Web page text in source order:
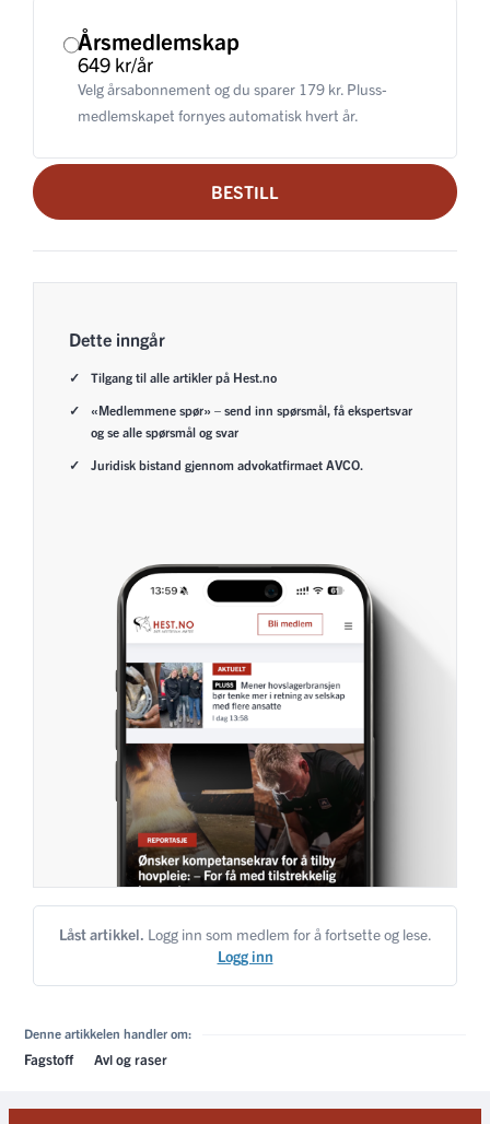
Årsmedlemskap
649 kr/år
Velg årsabonnement og du sparer 179 kr. Pluss-
medlemskapet fornyes automatisk hvert år.
BESTILL
Dette inngår
Tilgang til alle artikler på Hest.no
«Medlemmene spør» – send inn spørsmål, få ekspertsvar
og se alle spørsmål og svar
Juridisk bistand gjennom advokatfirmaet AVCO.
Låst artikkel. Logg inn som medlem for å fortsette og lese.
Logg inn
Denne artikkelen handler om:
Fagstoff Avl og raser